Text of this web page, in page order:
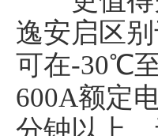
逸安启区
可在-30℃
600A额定